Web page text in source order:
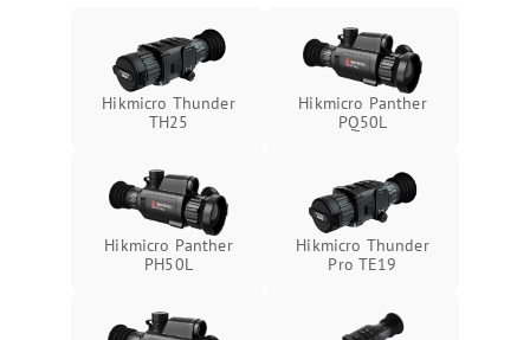
Неисправность системы
защиты от
перенапряжения
Подробнее →
защиты от замыкания
Неисправность системы
защиты от перегрева
1500 ₽ Подробнее →
Поломка системы защиты
от перенапряжения
Подробнее →
Hikmicro Thunder
TH25
Hikmicro Panther
PQ50L
Hikmicro Panther
PH50L
Hikmicro Thunder
Pro TE19